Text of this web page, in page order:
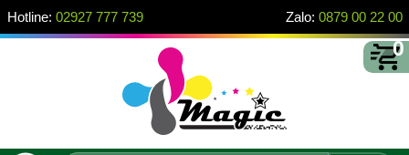
Hotline: 02927 777 739 Zalo: 0879 00 22 00
0